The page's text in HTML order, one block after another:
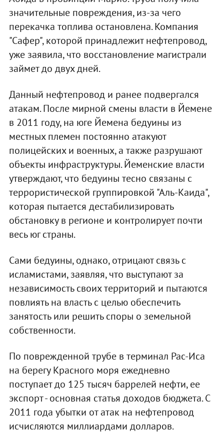
значительные повреждения, из-за чего
перекачка топлива остановлена. Компания
"Сафер", которой принадлежит нефтепровод,
уже заявила, что восстановление магистрали
займет до двух дней.
Данный нефтепровод и ранее подвергался
атакам. После мирной смены власти в Йемене
в 2011 году, на юге Йемена бедуины из
местных племен постоянно атакуют
полицейских и военных, а также разрушают
объекты инфраструктуры. Йеменские власти
утверждают, что бедуины тесно связаны с
террористической группировкой "Аль-Каида",
которая пытается дестабилизировать
обстановку в регионе и контролирует почти
весь юг страны.
Сами бедуины, однако, отрицают связь с
исламистами, заявляя, что выступают за
независимость своих территорий и пытаются
повлиять на власть с целью обеспечить
занятость или решить споры о земельной
собственности.
По поврежденной трубе в терминал Рас-Иса
на берегу Красного моря ежедневно
поступает до 125 тысяч баррелей нефти, ее
экспорт - основная статья доходов бюджета. С
2011 года убытки от атак на нефтепровод
исчисляются миллиардами долларов.